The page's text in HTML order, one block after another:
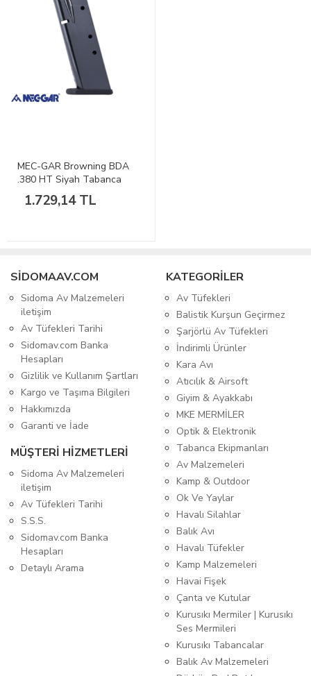
MEC-GAR Browning BDA
.380 HT Siyah Tabanca
Şarjörü
1.729,14 TL
SIDOMAAV.COM
Sidoma Av Malzemeleri
iletişim
Av Tüfekleri Tarihi
Sidomav.com Banka
Hesapları
Gizlilik ve Kullanım Şartları
Kargo ve Taşıma Bilgileri
Hakkımızda
Garanti ve İade
MÜŞTERİ HİZMETLERİ
Sidoma Av Malzemeleri
iletişim
Av Tüfekleri Tarihi
S.S.S.
Sidomav.com Banka
Hesapları
Detaylı Arama
KATEGORİLER
Av Tüfekleri
Balistik Kurşun Geçirmez
Şarjörlü Av Tüfekleri
İndirimli Ürünler
Kara Avı
Atıcılık & Airsoft
Giyim & Ayakkabı
MKE MERMİLER
Optik & Elektronik
Tabanca Ekipmanları
Av Malzemeleri
Kamp & Outdoor
Ok Ve Yaylar
Havalı Silahlar
Balık Avı
Havalı Tüfekler
Kamp Malzemeleri
Havai Fişek
Çanta ve Kutular
Kurusıkı Mermiler | Kurusıkı
Ses Mermileri
Kurusıkı Tabancalar
Balık Av Malzemeleri